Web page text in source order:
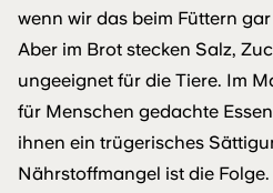
wenn wir das beim Füttern
Aber im Brot stecken Salz,
ungeeignet für die Tiere. Im
für Menschen gedachte
ihnen ein trügerisches
Nährstoffmangel ist die